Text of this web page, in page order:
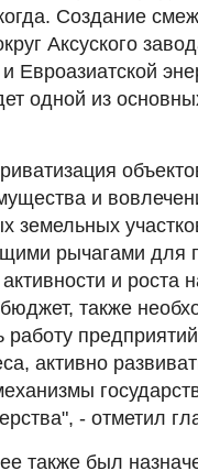
Создание
Аксуского
Евроазиатской
одной из
и
земельных
рычагами для
и роста
также
работу
активно
- отметил
также был